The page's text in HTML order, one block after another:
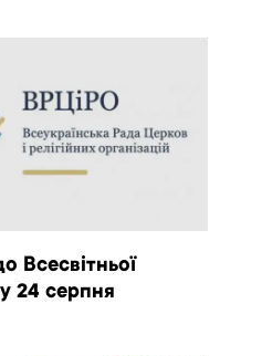
Всесвітньої
24 серпня